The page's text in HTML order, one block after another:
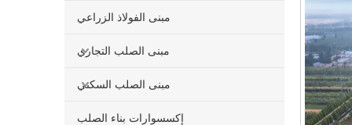
مبنى الفولاذ الزراعي
مبنى الصلب التجاري
مبنى الصلب السكني
إكسسوارات بناء الصلب